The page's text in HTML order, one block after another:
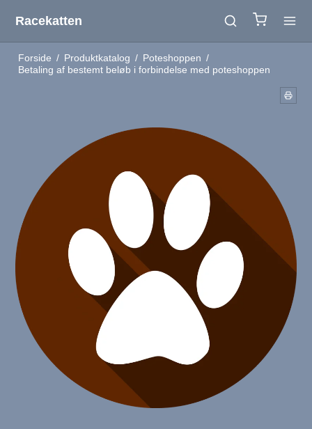
Racekatten
Forside / Produktkatalog / Poteshoppen /
Betaling af bestemt beløb i forbindelse med poteshoppen